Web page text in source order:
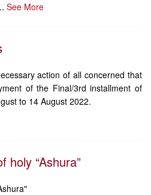
See More
action of all concerned that
of the Final/3rd installment of
to 14 August 2022.
holy “Ashura”